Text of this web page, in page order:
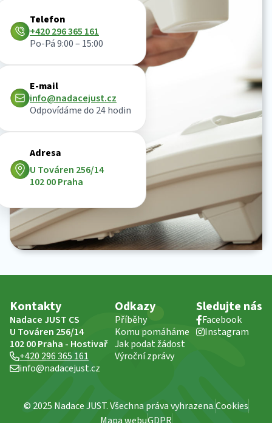
Telefon
+420 296 365 161
Po-Pá 9:00 – 15:00
E-mail
info@nadacejust.cz
Odpovídáme do 24 hodin
Adresa
U Továren 256/14
102 00 Praha
Kontakty
Nadace JUST CS
U Továren 256/14
102 00 Praha - Hostivař
+420 296 365 161
info@nadacejust.cz
Odkazy
Příběhy
Komu pomáháme
Jak podat žádost
Výroční zprávy
Sledujte nás
Facebook
Instagram
© 2025 Nadace JUST. Všechna práva vyhrazena.Cookies